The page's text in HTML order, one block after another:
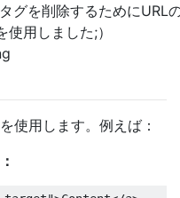
グを削除するためにURL
用しました;）
使用します。例えば：